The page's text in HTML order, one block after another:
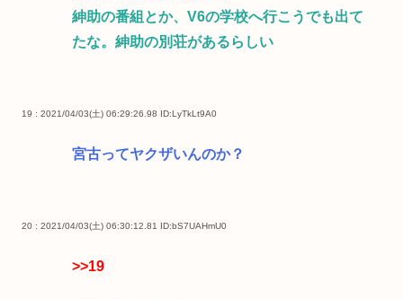
紳助の番組とか、V6の学校へ行こうでも出て
たな。紳助の別荘があるらしい
19 : 2021/04/03(土) 06:29:26.98 ID:LyTkLt9A0
宮古ってヤクザいんのか？
20 : 2021/04/03(土) 06:30:12.81 ID:bS7UAHmU0
>>19